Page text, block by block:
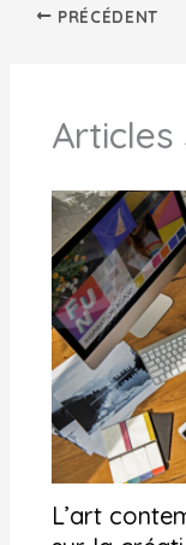
PRÉCÉDENT
Articles
L’art